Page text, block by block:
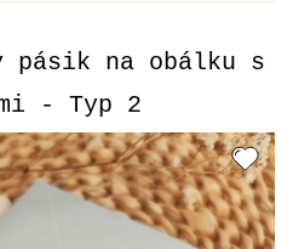
pásik na obálku s
- Typ 2